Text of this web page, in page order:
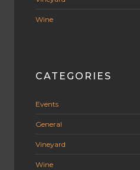
Wine
CATEGORIES
Events
General
Vineyard
Wine